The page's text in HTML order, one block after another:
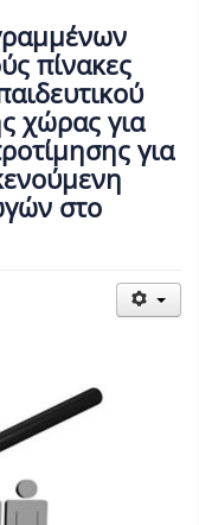
πίνακες
χώρας για
για
στο